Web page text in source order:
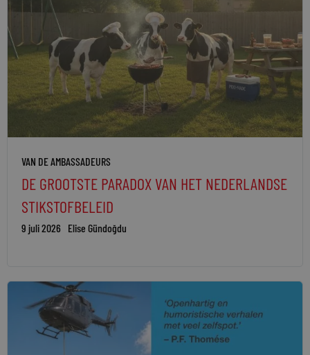
VAN DE AMBASSADEURS
DE GROOTSTE PARADOX VAN HET NEDERLANDSE
STIKSTOFBELEID
9 juli 2026 Elise Gündoğdu